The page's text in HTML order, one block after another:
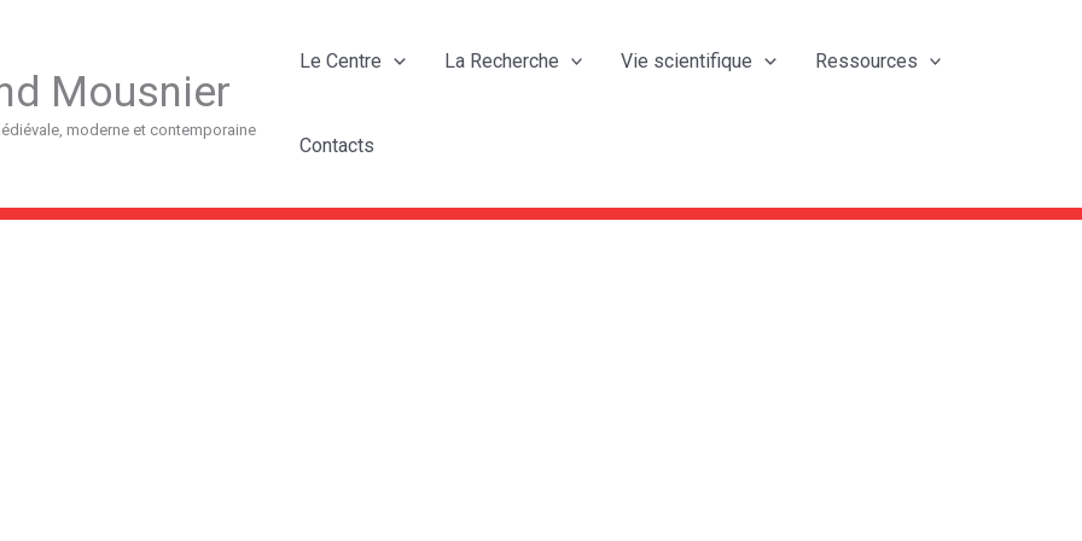
Mousnier
moderne et contemporaine
Le Centre La Recherche Vie scientifique Ressources
Contacts